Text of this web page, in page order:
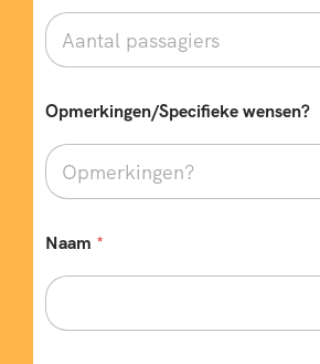
Opmerkingen/Specifieke wensen?
-
a
i
Naam *